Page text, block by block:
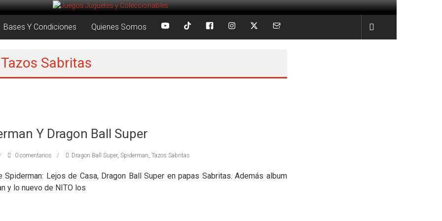
Bases Y Condiciones Quienes Somos
Sabritas
Y Dragon Ball Super
0 comentarios Dragon Ball Super, Spiderman Tazos Sabritas
Spiderman: Lejos de Casa, Dragon Ball Super en papas Sabritas. Además album
y lo nuevo de NITO los